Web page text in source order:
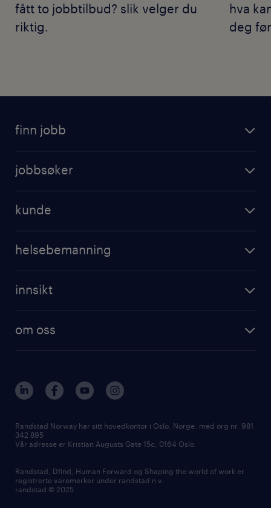
fått to jobbtilbud? slik velger du
riktig.
hva
deg
finn jobb
jobbsøker
kunde
helsebemanning
innsikt
om oss
Randstad Norway har sitt hovedkontor i Oslo, Norge, med org nr. 981
342 895
Vår adresse er Kristian Augusts Gate 15c, 0164 Oslo.
Randstad, Dfind, Human Forward og Shaping the world of work er
registrerte varemerker under randstad n.v.
randstad © 2025